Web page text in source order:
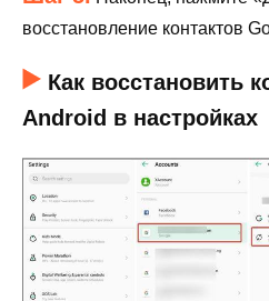
восстановление контактов
Как восстановить
Android в настройках